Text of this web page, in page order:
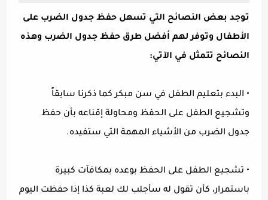
توجد بعض النصائح التي تسهل حفظ جدول الضرب على
الأطفال وتوفر لهم أفضل طرق حفظ جدول الضرب وهذه
النصائح تتمثل في الآتي:
• البدء بتعليم الطفل في سن مبكر كما ذكرنا سابقاً
وتشجيع الطفل على الحفظ ومحاولة إقناعه بأن حفظ
جدول الضرب من الأشياء المهمة التي ستفيده.
• تشجيع الطفل على الحفظ بوعده بمكافآت كبيرة
باستمرار، كأن تقول له سأجلب لك لعبة كذا إذا حفظت اليوم